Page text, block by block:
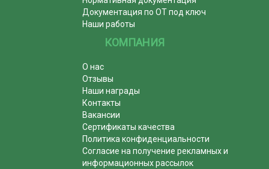
Документация по ОТ под ключ
Наши работы
КОМПАНИЯ
О нас
Отзывы
Наши награды
Контакты
Вакансии
Сертификаты качества
Политика конфиденциальности
Согласие на получение рекламных и
информационных рассылок